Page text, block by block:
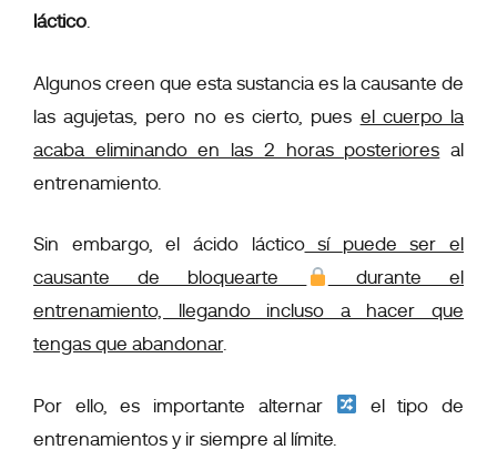
láctico.
Algunos creen que esta sustancia es la causante de
las agujetas, pero no es cierto, pues el cuerpo la
acaba eliminando en las 2 horas posteriores al
entrenamiento.
Sin embargo, el ácido lácticosí puede ser el
causante de bloquearte
durante el
entrenamiento, llegando incluso a hacer que
tengas que abandonar.
Por ello, es importante alternar
el tipo de
entrenamientos y ir siempre al límite.